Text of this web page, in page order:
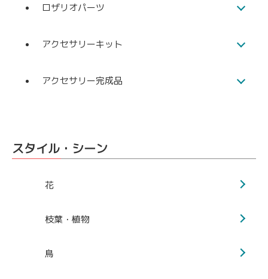
ロザリオパーツ
アクセサリーキット
アクセサリー完成品
スタイル・シーン
花
枝葉・植物
鳥